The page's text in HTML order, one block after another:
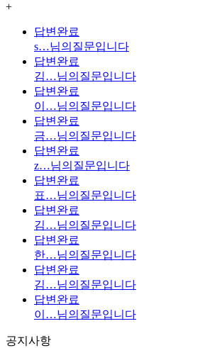
+
답변완료
s…님의질문입니다
답변완료
김…님의질문입니다
답변완료
이…님의질문입니다
답변완료
금…님의질문입니다
답변완료
z…님의질문입니다
답변완료
표…님의질문입니다
답변완료
김…님의질문입니다
답변완료
한…님의질문입니다
답변완료
김…님의질문입니다
답변완료
이…님의질문입니다
공지사항